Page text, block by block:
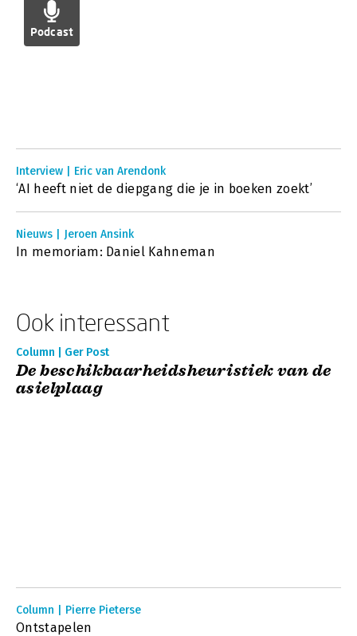
Podcast
Interview | Eric van Arendonk
‘AI heeft niet de diepgang die je in boeken zoekt’
Nieuws | Jeroen Ansink
In memoriam: Daniel Kahneman
Ook interessant
Column | Ger Post
De beschikbaarheidsheuristiek van de
asielplaag
Column | Pierre Pieterse
Ontstapelen